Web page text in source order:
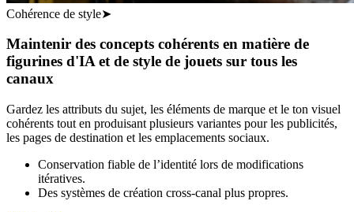
Cohérence de style➤
Maintenir des concepts cohérents en matière de
figurines d'IA et de style de jouets sur tous les
canaux
Gardez les attributs du sujet, les éléments de marque et le ton visuel
cohérents tout en produisant plusieurs variantes pour les publicités,
les pages de destination et les emplacements sociaux.
Conservation fiable de l’identité lors de modifications
itératives.
Des systèmes de création cross-canal plus propres.